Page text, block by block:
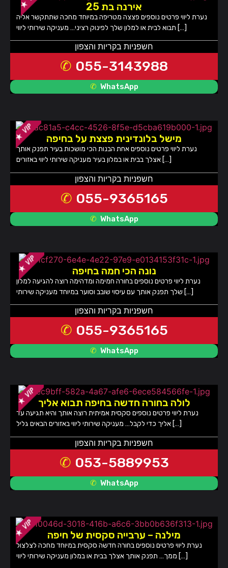
אירנה בת 25
נערת ליווי פרטים נוספים פצצה מטריפה במיוחד מחכה שתתקשר אליה
תבוא לבית או למלון שלך לפינוק רציני… מעניקה שירותי ליווי […]
חשפניות בקריות והצפון
055-3143988
WhatsApp
מישל בלונדינית פצצת על בחיפה
נערת ליווי פרטים נוספים אחת הבנות הכי מושכות בעיר תפנק אותך
אצלך בבית או במלון בעיר מעניקה שירותי ליווי באזורים […]
חשפניות בקריות והצפון
055-9365165
WhatsApp
נונה הכי חמה בחיפה
נערת ליווי פרטים נוספים בחורה חמימה ומדהימה רוצה להגיעה למלון
שלך תפנק אותך עם עיסוי שובב וסוער במיוחד מעניקה שירותי […]
חשפניות בקריות והצפון
055-9365165
WhatsApp
לולה בחורה חדשה בחיפה תבוא אליך
נערת ליווי פרטים נוספים סקסית אמיתית רוצה אותך והיא תגיעה עד
אליך כדי לקבל… מעניקה שירותי ליווי באזורים הבאים גליל […]
חשפניות בקריות והצפון
053-5889953
WhatsApp
מילנה – ערבייה סקסית של חיפה
נערת ליווי פרטים נוספים בחורה חדשה סקסית במיוחד מחכה לצלצול
ממך… תפנק אותך אצלך בבית או במלון מעניקה שירותי ליווי […]